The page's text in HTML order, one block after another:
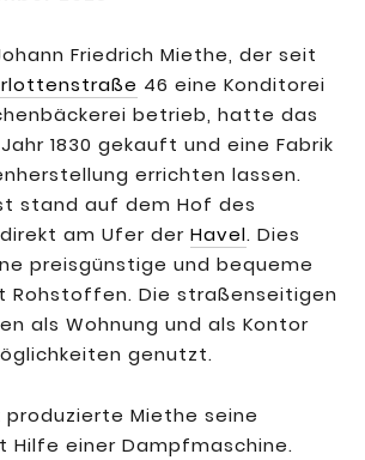
Friedrich Miethe, der seit
46 eine Konditorei
betrieb, hatte das
1830 gekauft und eine Fabrik
errichten lassen.
stand auf dem Hof des
am Ufer der Havel. Dies
preisgünstige und bequeme
Rohstoffen. Die straßenseitigen
als Wohnung und als Kontor
genutzt.
produzierte Miethe seine
Hilfe einer Dampfmaschine.